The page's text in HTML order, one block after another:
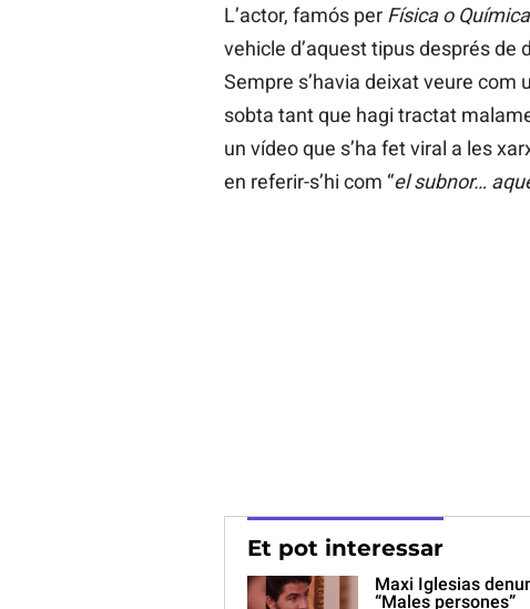
L’actor, famós per Física o Química
vehicle d’aquest tipus després de
Sempre s’havia deixat veure com
sobta tant que hagi tractat
un vídeo que s’ha fet viral a les
en referir-s’hi com “el subnor…
Et pot interessar
Maxi Iglesias
“Males persones”